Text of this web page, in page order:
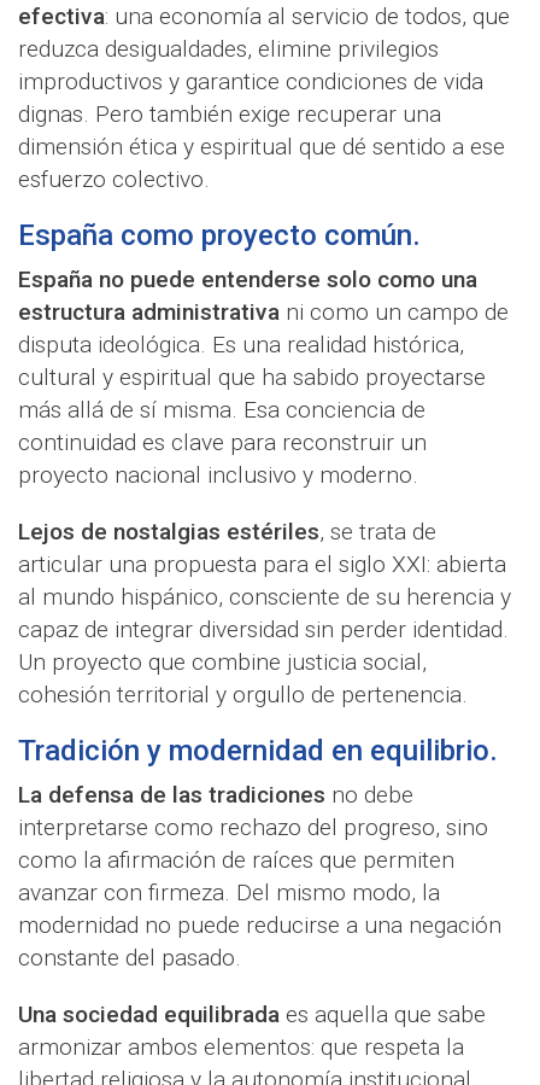
efectiva: una economía al servicio de todos, que
reduzca desigualdades, elimine privilegios
improductivos y garantice condiciones de vida
dignas. Pero también exige recuperar una
dimensión ética y espiritual que dé sentido a ese
esfuerzo colectivo.
España como proyecto común.
España no puede entenderse solo como una
estructura administrativa ni como un campo de
disputa ideológica. Es una realidad histórica,
cultural y espiritual que ha sabido proyectarse
más allá de sí misma. Esa conciencia de
continuidad es clave para reconstruir un
proyecto nacional inclusivo y moderno.
Lejos de nostalgias estériles, se trata de
articular una propuesta para el siglo XXI: abierta
al mundo hispánico, consciente de su herencia y
capaz de integrar diversidad sin perder identidad.
Un proyecto que combine justicia social,
cohesión territorial y orgullo de pertenencia.
Tradición y modernidad en equilibrio.
La defensa de las tradiciones no debe
interpretarse como rechazo del progreso, sino
como la afirmación de raíces que permiten
avanzar con firmeza. Del mismo modo, la
modernidad no puede reducirse a una negación
constante del pasado.
Una sociedad equilibrada es aquella que sabe
armonizar ambos elementos: que respeta la
libertad religiosa y la autonomía institucional,